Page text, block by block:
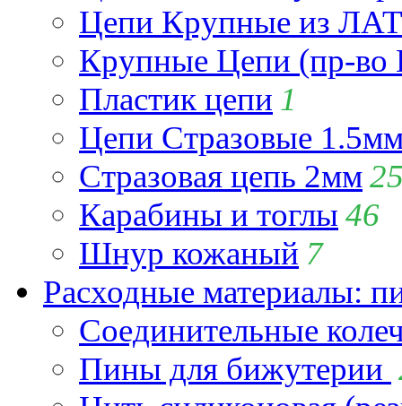
Цепи Крупные из
Крупные Цепи (пр-во
Пластик цепи 1
Цепи Стразовые
Стразовая цепь 2мм
Карабины и тоглы 46
Шнур кожаный 7
Расходные материалы:
Соединительные
Пины для бижутерии